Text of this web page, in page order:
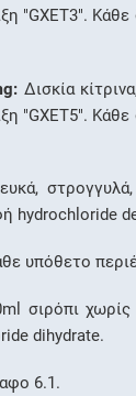
"GXET3".
Δισκία
"GXET5".
στρογγυλά,
hydrochloride
υπόθετο
σιρόπι
dihydrate.
6.1.